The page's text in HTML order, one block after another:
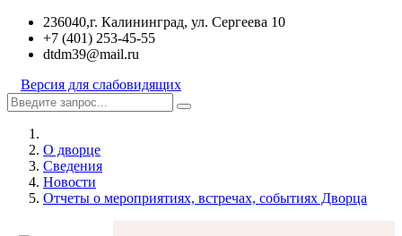
236040,г. Калининград, ул. Сергеева 10
+7 (401) 253-45-55
dtdm39@mail.ru
Версия для слабовидящих
О дворце
Сведения
Новости
Отчеты о мероприятиях, встречах, событиях Дворца